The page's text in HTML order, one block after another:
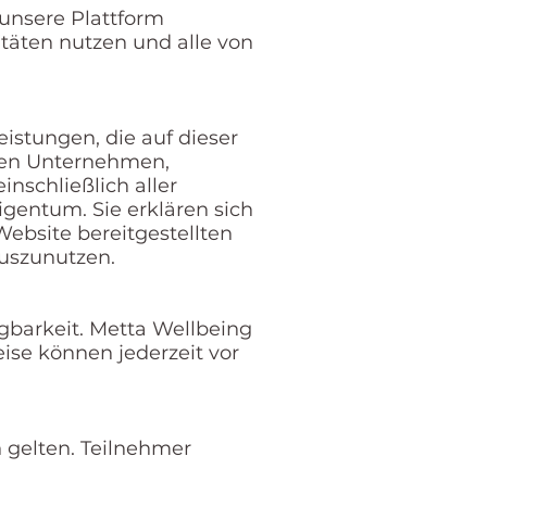
Plattform
nutzen und alle von
die auf dieser
Unternehmen,
aller
Sie erklären sich
bereitgestellten
Metta Wellbeing
können jederzeit vor
Teilnehmer